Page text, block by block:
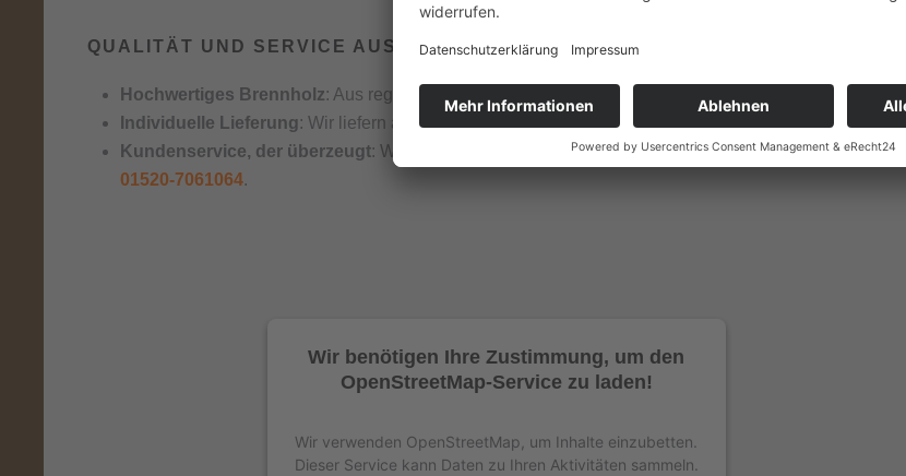
QUALITÄT UND SERVICE AUS EINER HAND
Hochwertiges Brennholz: Aus regionalen, nachhaltig bewirtschafteten Wäldern.
Individuelle Lieferung: Wir liefern an Ihrem Wunschtermin und an den Ort Ihrer Wahl.
Kundenservice, der überzeugt: Wir stehen Ihnen für Fragen und Beratung jederzeit zur Verfügung:
01520-7061064.
Wir benötigen Ihre Zustimmung, um den
OpenStreetMap-Service zu laden!
Wir verwenden OpenStreetMap, um Inhalte einzubetten.
Dieser Service kann Daten zu Ihren Aktivitäten sammeln.